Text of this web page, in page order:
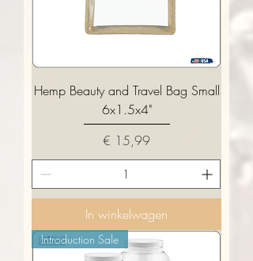
Hemp Beauty and Travel Bag Small
6x1.5x4"
Prijs
€ 15,99
In winkelwagen
Introduction Sale